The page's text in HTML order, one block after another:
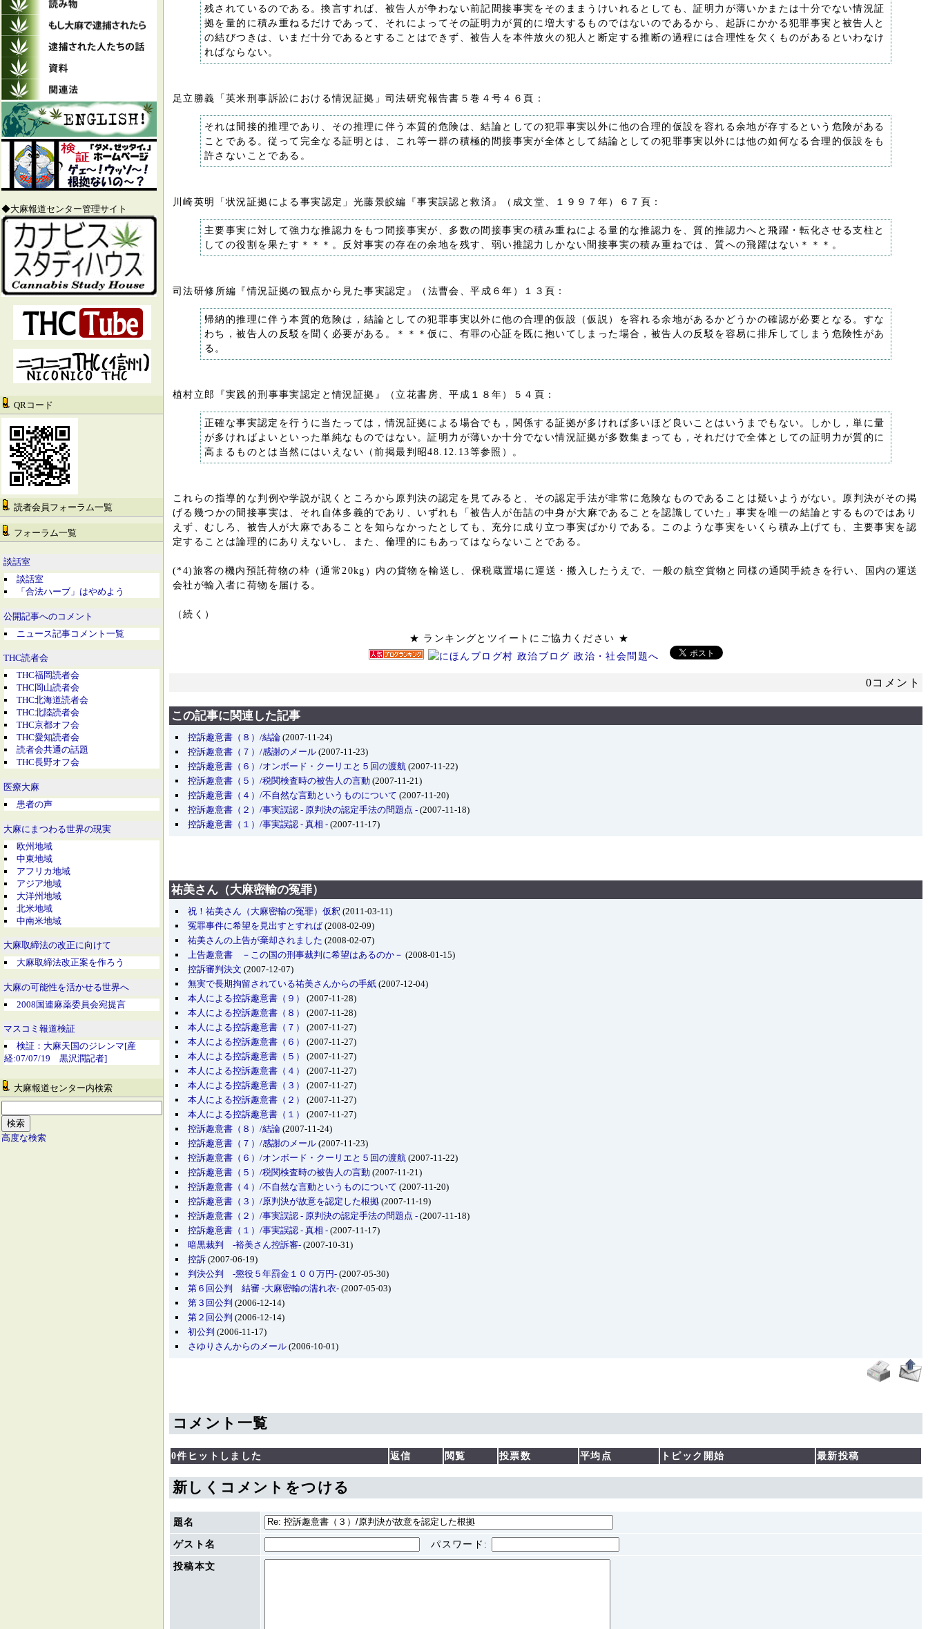
◆大麻報道センター管理サイト
QRコード
読者会員フォーラム一覧
フォーラム一覧
談話室
談話室
「合法ハーブ」はやめよう
公開記事へのコメント
ニュース記事コメント一覧
THC読者会
THC福岡読者会
THC岡山読者会
THC北海道読者会
THC北陸読者会
THC京都オフ会
THC愛知読者会
読者会共通の話題
THC長野オフ会
医療大麻
患者の声
大麻にまつわる世界の現実
欧州地域
中東地域
アフリカ地域
アジア地域
大洋州地域
北米地域
中南米地域
大麻取締法の改正に向けて
大麻取締法改正案を作ろう
大麻の可能性を活かせる世界へ
2008国連麻薬委員会宛提言
マスコミ報道検証
検証：大麻天国のジレンマ[産
経:07/07/19 黒沢潤記者]
大麻報道センター内検索
高度な検索
残されているのである。換言すれば、被告人が争わない前記間接事実をそのままうけいれるとしても、証明力が薄いかまたは十分でない情況証
拠を量的に積み重ねるだけであって、それによってその証明力が質的に増大するものではないのであるから、起訴にかかる犯罪事実と被告人と
の結びつきは、いまだ十分であるとすることはできず、被告人を本件放火の犯人と断定する推断の過程には合理性を欠くものがあるといわなけ
ればならない。
足立勝義「英米刑事訴訟における情況証拠」司法研究報告書５巻４号４６頁：
それは間接的推理であり、その推理に伴う本質的危険は、結論としての犯罪事実以外に他の合理的仮設を容れる余地が存するという危険がある
ことである。従って完全なる証明とは、これ等一群の積極的間接事実が全体として結論としての犯罪事実以外には他の如何なる合理的仮設をも
許さないことである。
川崎英明「状況証拠による事実認定」光藤景皎編『事実誤認と救済』（成文堂、１９９７年）６７頁：
主要事実に対して強力な推認力をもつ間接事実が、多数の間接事実の積み重ねによる量的な推認力を、質的推認力へと飛躍・転化させる支柱と
しての役割を果たす＊＊＊。反対事実の存在の余地を残す、弱い推認力しかない間接事実の積み重ねでは、質への飛躍はない＊＊＊。
司法研修所編『情況証拠の観点から見た事実認定』（法曹会、平成６年）１３頁：
帰納的推理に伴う本質的危険は，結論としての犯罪事実以外に他の合理的仮設（仮説）を容れる余地があるかどうかの確認が必要となる。すな
わち，被告人の反駁を聞く必要がある。＊＊＊仮に、有罪の心証を既に抱いてしまった場合，被告人の反駁を容易に排斥してしまう危険性があ
る。
植村立郎『実践的刑事事実認定と情況証拠』（立花書房、平成１８年）５４頁：
正確な事実認定を行うに当たっては，情況証拠による場合でも，関係する証拠が多ければ多いほど良いことはいうまでもない。しかし，単に量
が多ければよいといった単純なものではない。証明力が薄いか十分でない情況証拠が多数集まっても，それだけで全体としての証明力が質的に
高まるものとは当然にはいえない（前掲最判昭48.12.13等参照）。
これらの指導的な判例や学説が説くところから原判決の認定を見てみると、その認定手法が非常に危険なものであることは疑いようがない。原判決がその掲
げる幾つかの間接事実は、それ自体多義的であり、いずれも「被告人が缶詰の中身が大麻であることを認識していた」事実を唯一の結論とするものではあり
えず、むしろ、被告人が大麻であることを知らなかったとしても、充分に成り立つ事実ばかりである。このような事実をいくら積み上げても、主要事実を認
定することは論理的にありえないし、また、倫理的にもあってはならないことである。
(*4)旅客の機内預託荷物の枠（通常20kg）内の貨物を輸送し、保税蔵置場に運送・搬入したうえで、一般の航空貨物と同様の通関手続きを行い、国内の運送
会社が輸入者に荷物を届ける。
（続く）
★ ランキングとツイートにご協力ください ★
0コメント
この記事に関連した記事
控訴趣意書（８）/結論 (2007-11-24)
控訴趣意書（７）/感謝のメール (2007-11-23)
控訴趣意書（６）/オンボード・クーリエと５回の渡航 (2007-11-22)
控訴趣意書（５）/税関検査時の被告人の言動 (2007-11-21)
控訴趣意書（４）/不自然な言動というものについて (2007-11-20)
控訴趣意書（２）/事実誤認 - 原判決の認定手法の問題点 - (2007-11-18)
控訴趣意書（１）/事実誤認 - 真相 - (2007-11-17)
祐美さん（大麻密輸の冤罪）
祝！祐美さん（大麻密輸の冤罪）仮釈 (2011-03-11)
冤罪事件に希望を見出すとすれば (2008-02-09)
祐美さんの上告が棄却されました (2008-02-07)
上告趣意書 －この国の刑事裁判に希望はあるのか－ (2008-01-15)
控訴審判決文 (2007-12-07)
無実で長期拘留されている祐美さんからの手紙 (2007-12-04)
本人による控訴趣意書（９）
(2007-11-28)
本人による控訴趣意書（８）
(2007-11-28)
本人による控訴趣意書（７）
(2007-11-27)
本人による控訴趣意書（６）
(2007-11-27)
本人による控訴趣意書（５）
(2007-11-27)
本人による控訴趣意書（４）
(2007-11-27)
本人による控訴趣意書（３）
(2007-11-27)
本人による控訴趣意書（２）
(2007-11-27)
本人による控訴趣意書（１）
(2007-11-27)
控訴趣意書（８）/結論 (2007-11-24)
控訴趣意書（７）/感謝のメール (2007-11-23)
控訴趣意書（６）/オンボード・クーリエと５回の渡航 (2007-11-22)
控訴趣意書（５）/税関検査時の被告人の言動 (2007-11-21)
控訴趣意書（４）/不自然な言動というものについて (2007-11-20)
控訴趣意書（３）/原判決が故意を認定した根拠 (2007-11-19)
控訴趣意書（２）/事実誤認 - 原判決の認定手法の問題点 - (2007-11-18)
控訴趣意書（１）/事実誤認 - 真相 - (2007-11-17)
暗黒裁判 -裕美さん控訴審- (2007-10-31)
控訴 (2007-06-19)
判決公判 -懲役５年罰金１００万円- (2007-05-30)
第６回公判 結審 -大麻密輸の濡れ衣- (2007-05-03)
第３回公判 (2006-12-14)
第２回公判 (2006-12-14)
初公判 (2006-11-17)
さゆりさんからのメール (2006-10-01)
コメント一覧
0件ヒットしました 返信 閲覧 投票数 平均点 トピック開始 最新投稿
新しくコメントをつける
題名
ゲスト名 パスワード :
投稿本文